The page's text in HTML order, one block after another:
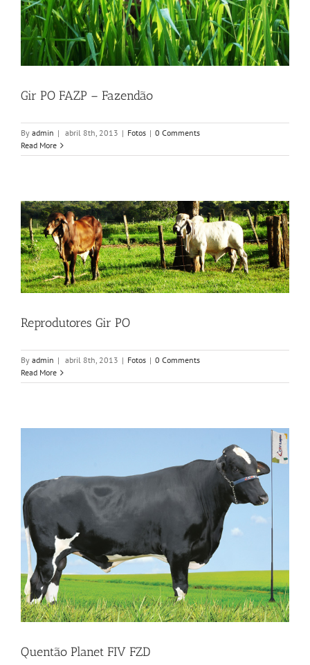
Gir PO FAZP – Fazendão
By admin | abril 8th, 2013 | Fotos | 0 Comments
Read More
Reprodutores Gir PO
By admin | abril 8th, 2013 | Fotos | 0 Comments
Read More
Quentão Planet FIV FZD